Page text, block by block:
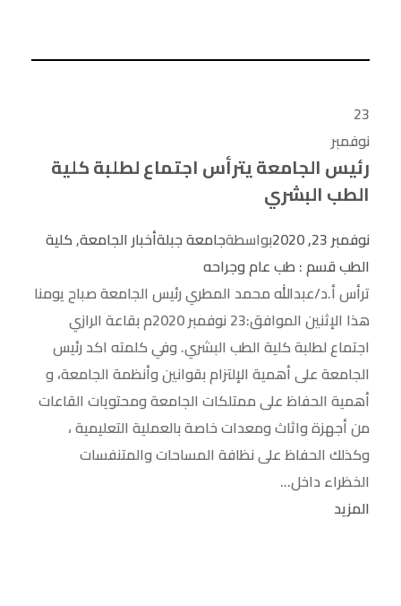
23
نوفمبر
رئيس الجامعة يترأس اجتماع لطلبة كلية
الطب البشري
نوفمبر 23, 2020 بواسطةجامعة جبلةأخبار الجامعة,كلية
الطب قسم : طب عام وجراحه
ترأس أ.د/عبدالله محمد المطري رئيس الجامعة صباح يومنا
هذا الإثنين الموافق:23 نوفمبر 2020م بقاعة الرازي
اجتماع لطلبة كلية الطب البشري. وفي كلمته اكد رئيس
الجامعة على أهمية الإلتزام بقوانين وأنظمة الجامعة، و
أهمية الحفاظ على ممتلكات الجامعة ومحتويات القاعات
من أجهزة واثاث ومعدات خاصة بالعملية التعليمية ،
وكذلك الحفاظ على نظافة المساحات والمتنفسات
الخظراء داخل...
المزيد